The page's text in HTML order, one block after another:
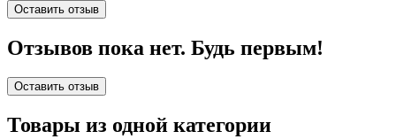
Оставить отзыв
Отзывов пока нет. Будь первым!
Оставить отзыв
Товары из одной категории